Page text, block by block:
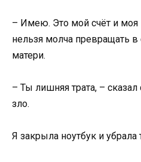
– Имею. Это мой счёт и моя
нельзя молча превращать
матери.
– Ты лишняя трата, –
зло.
Я закрыла ноутбук и убрала